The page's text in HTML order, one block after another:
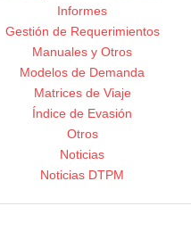
Informes
Gestión de Requerimientos
Manuales y Otros
Modelos de Demanda
Matrices de Viaje
Índice de Evasión
Otros
Noticias
Noticias DTPM